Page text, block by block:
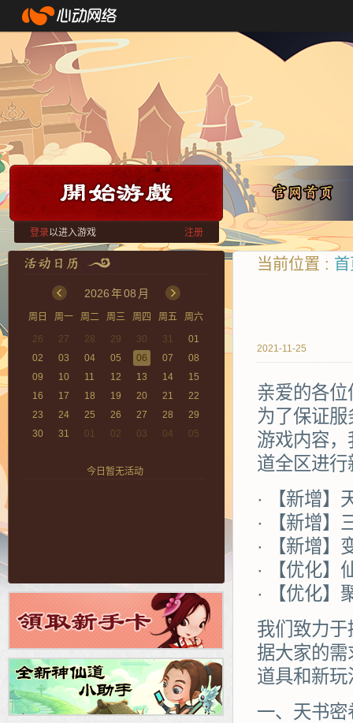
登录以进入游戏 注册
2026年08 月
周日 周一 周二 周三 周四 周五
周六
26
27 28 29 30 31
01
02
03 04 05 06 07
08
09
10 11 12 13 14
15
16
17 18 19 20 21
22
23
24 25 26 27 28
29
30
31 01 02 03 04 05
今日暂无活动
当前位置 :
2021-11-25
亲爱的各位
为了保证
游戏内容
道全区进
· 【新增】
· 【新增】
· 【新增】
· 【优化】
· 【优化】
我们致力
据大家的
道具和新
一、天书密